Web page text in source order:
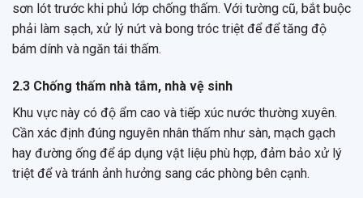
sơn lót trước khi phủ lớp chống thấm. Với tường cũ, bắt buộc
phải làm sạch, xử lý nứt và bong tróc triệt để để tăng độ
bám dính và ngăn tái thấm.
2.3 Chống thấm nhà tắm, nhà vệ sinh
Khu vực này có độ ẩm cao và tiếp xúc nước thường xuyên.
Cần xác định đúng nguyên nhân thấm như sàn, mạch gạch
hay đường ống để áp dụng vật liệu phù hợp, đảm bảo xử lý
triệt để và tránh ảnh hưởng sang các phòng bên cạnh.